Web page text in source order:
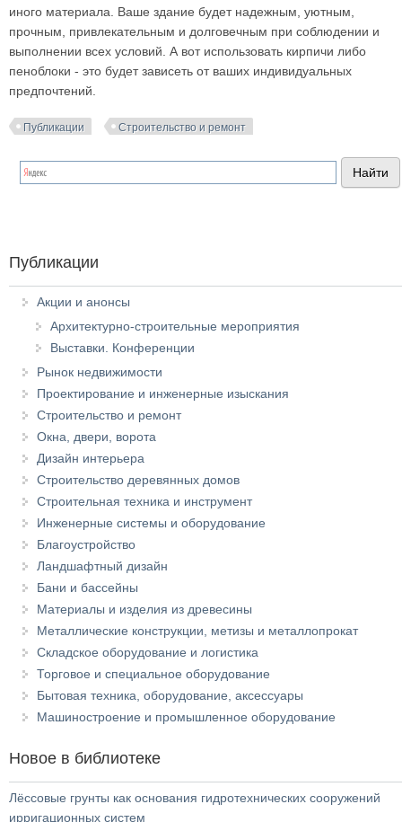
иного материала. Ваше здание будет надежным, уютным,
прочным, привлекательным и долговечным при соблюдении и
выполнении всех условий. А вот использовать кирпичи либо
пеноблоки - это будет зависеть от ваших индивидуальных
предпочтений.
Публикации Строительство и ремонт
Публикации
Акции и анонсы
Архитектурно-строительные мероприятия
Выставки. Конференции
Рынок недвижимости
Проектирование и инженерные изыскания
Строительство и ремонт
Окна, двери, ворота
Дизайн интерьера
Строительство деревянных домов
Строительная техника и инструмент
Инженерные системы и оборудование
Благоустройство
Ландшафтный дизайн
Бани и бассейны
Материалы и изделия из древесины
Металлические конструкции, метизы и металлопрокат
Складское оборудование и логистика
Торговое и специальное оборудование
Бытовая техника, оборудование, аксессуары
Машиностроение и промышленное оборудование
Новое в библиотеке
Лёссовые грунты как основания гидротехнических сооружений
ирригационных систем